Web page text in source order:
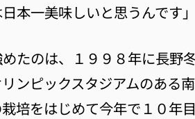
日本一美味しいと思うんです」
たのは、１９９８年に長野
ンピックスタジアムのある
培をはじめて今年で１０年